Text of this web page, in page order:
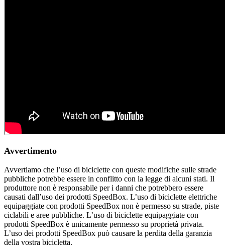
Avvertimento
Avvertiamo che l’uso di biciclette con queste modifiche sulle strade
pubbliche potrebbe essere in conflitto con la legge di alcuni stati. Il
produttore non è responsabile per i danni che potrebbero essere
causati dall’uso dei prodotti SpeedBox. L’uso di biciclette elettriche
equipaggiate con prodotti SpeedBox non è permesso su strade, piste
ciclabili e aree pubbliche. L’uso di biciclette equipaggiate con
prodotti SpeedBox è unicamente permesso su proprietà privata.
L’uso dei prodotti SpeedBox può causare la perdita della garanzia
della vostra bicicletta.